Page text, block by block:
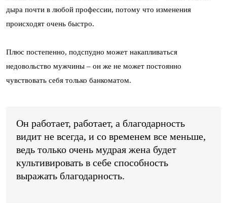
дыра почти в любой профессии, потому что изменения
происходят очень быстро.
Плюс постепенно, подспудно может накапливаться
недовольство мужчины – он же не может постоянно
чувствовать себя только банкоматом.
Он работает, работает, а благодарность
видит не всегда, и со временем все меньше,
ведь только очень мудрая жена будет
культивировать в себе способность
выражать благодарность.